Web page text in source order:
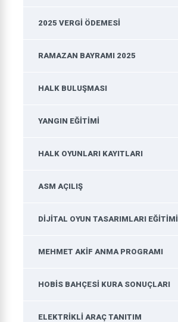
2025 VERGI ÖDEMESI
RAMAZAN BAYRAMI 2025
HALK BULUŞMASI
YANGIN EĞITIMI
HALK OYUNLARI KAYITLARI
ASM AÇILIŞ
DIJITAL OYUN TASARIMLARI EĞITIMI
MEHMET AKIF ANMA PROGRAMI
HOBIS BAHÇESI KURA SONUÇLARI
ELEKTRIKLI ARAÇ TANITIM